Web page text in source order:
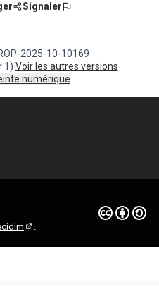
Signaler
2025-10-10169
1)
voir les autres versions
numérique
.
Licence
(Lien